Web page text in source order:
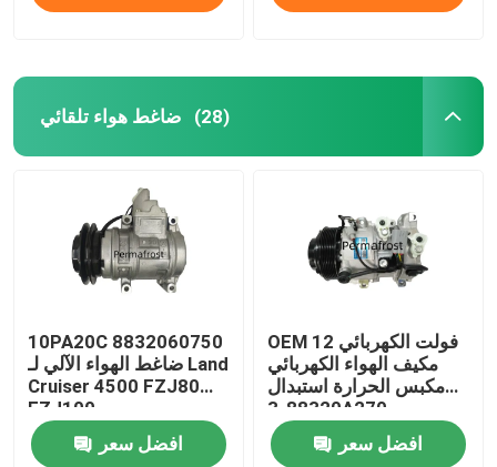
ضاغط هواء تلقائي (28)
10PA20C 8832060750
ضاغط الهواء الآلي لـ Land
Cruiser 4500 FZJ80
FZJ100
افضل سعر
OEM 12 فولت الكهربائي
مكيف الهواء الكهربائي
مكبس الحرارة استبدال
88320-3A270
افضل سعر